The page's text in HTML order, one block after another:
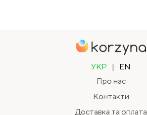
УКР |
EN
Про нас
Контакти
Доставка та оплата